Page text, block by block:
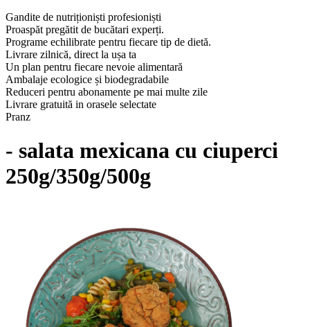
Gandite de nutriționiști profesioniști
Proaspăt pregătit de bucătari experți.
Programe echilibrate pentru fiecare tip de dietă.
Livrare zilnică, direct la ușa ta
Un plan pentru fiecare nevoie alimentară
Ambalaje ecologice și biodegradabile
Reduceri pentru abonamente pe mai multe zile
Livrare gratuită in orasele selectate
Pranz
- salata mexicana cu ciuperci
250g/350g/500g